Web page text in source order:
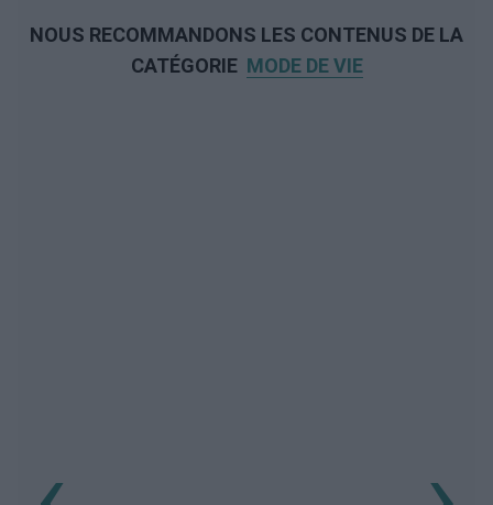
NOUS RECOMMANDONS LES CONTENUS DE LA
CATÉGORIE MODE DE VIE